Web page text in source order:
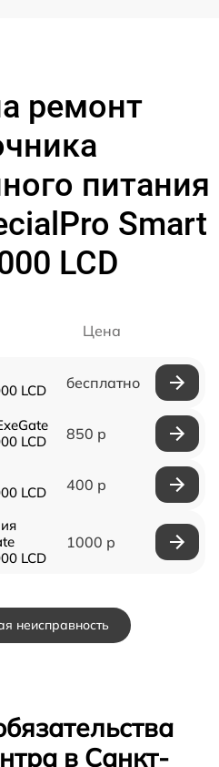
ремонт
питания
Smart
LCD
Цена
LCD
бесплатно
LCD
850 р
LCD
400 р
LCD
1000 р
неисправность
в Санкт-